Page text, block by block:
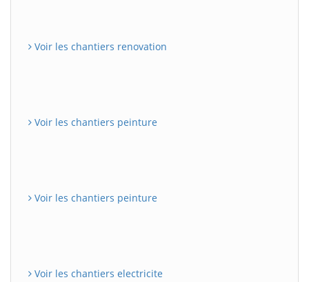
Voir les chantiers renovation
Voir les chantiers peinture
Voir les chantiers peinture
Voir les chantiers electricite